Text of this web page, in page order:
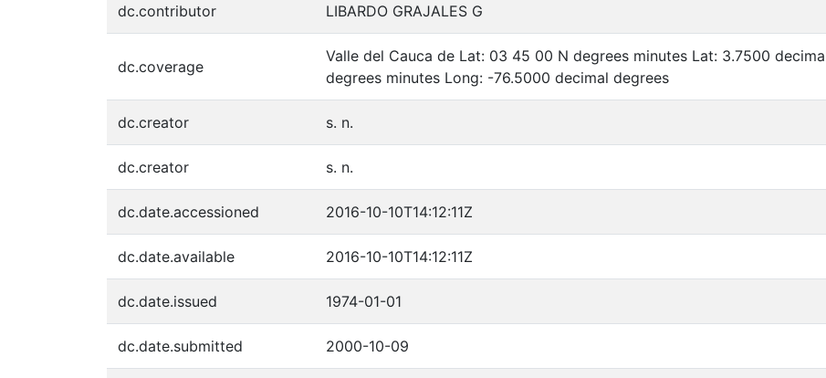
dc.contributor LIBARDO GRAJALES G
dc.coverage
Valle del Cauca de Lat: 03 45 00 N degrees minutes Lat: 3.7500
degrees minutes Long: -76.5000 decimal degrees
dc.creator s. n.
dc.creator s. n.
dc.date.accessioned 2016-10-10T14:12:11Z
dc.date.available 2016-10-10T14:12:11Z
dc.date.issued 1974-01-01
dc.date.submitted 2000-10-09